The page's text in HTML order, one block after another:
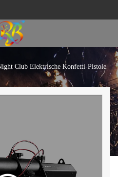
Club Elektrische Konfetti-Pistole